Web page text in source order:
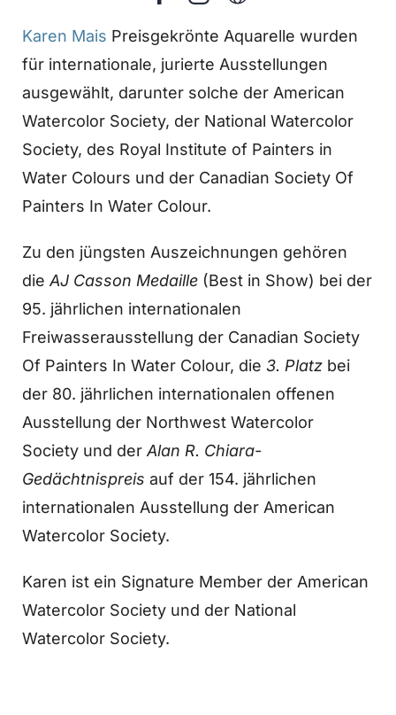
Karen Mais Preisgekrönte Aquarelle wurden
für internationale, jurierte Ausstellungen
ausgewählt, darunter solche der American
Watercolor Society, der National Watercolor
Society, des Royal Institute of Painters in
Water Colours und der Canadian Society Of
Painters In Water Colour.
Zu den jüngsten Auszeichnungen gehören
dieAJ Casson Medaille(Best in Show) bei der
95. jährlichen internationalen
Freiwasserausstellung der Canadian Society
Of Painters In Water Colour, die 3. Platzbei
der 80. jährlichen internationalen offenen
Ausstellung der Northwest Watercolor
Society und derAlan R. Chiara-
Gedächtnispreis auf der 154. jährlichen
internationalen Ausstellung der American
Watercolor Society.
Karen ist ein Signature Member der American
Watercolor Society und der National
Watercolor Society.